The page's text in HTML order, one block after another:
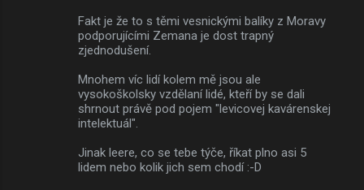
Fakt je že to s těmi vesnickými balíky z Moravy
podporujícími Zemana je dost trapný
zjednodušení.
Mnohem víc lidí kolem mě jsou ale
vysokoškolsky vzdělaní lidé, kteří by se dali
shrnout právě pod pojem "levicovej kavárenskej
intelektuál".
Jinak leere, co se tebe týče, říkat plno asi 5
lidem nebo kolik jich sem chodí :-D